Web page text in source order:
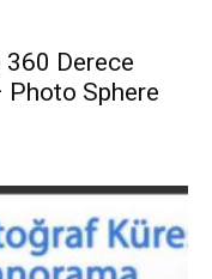
Derece
Sphere